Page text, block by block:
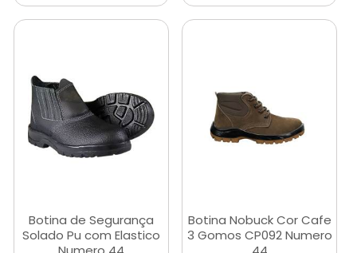
Botina de Segurança
Solado Pu com Elastico
Botina Nobuck Cor Cafe
3 Gomos CP092 Numero